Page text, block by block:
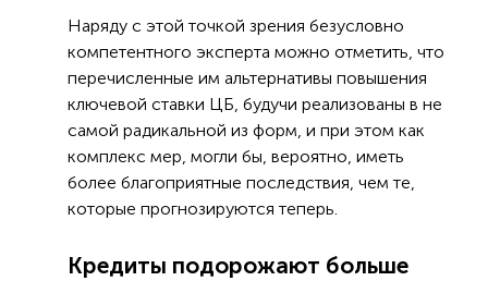
Наряду с этой точкой зрения безусловно
компетентного эксперта можно отметить, что
перечисленные им альтернативы повышения
ключевой ставки ЦБ, будучи реализованы в не
самой радикальной из форм, и при этом как
комплекс мер, могли бы, вероятно, иметь
более благоприятные последствия, чем те,
которые прогнозируются теперь.
Кредиты подорожают больше